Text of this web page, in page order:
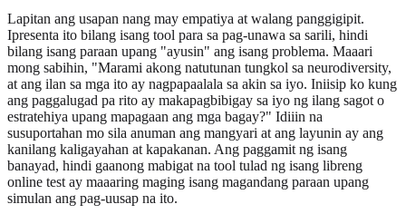
Lapitan ang usapan nang may empatiya at walang panggigipit.
Ipresenta ito bilang isang tool para sa pag-unawa sa sarili, hindi
bilang isang paraan upang "ayusin" ang isang problema. Maaari
mong sabihin, "Marami akong natutunan tungkol sa neurodiversity,
at ang ilan sa mga ito ay nagpapaalala sa akin sa iyo. Iniisip ko kung
ang paggalugad pa rito ay makapagbibigay sa iyo ng ilang sagot o
estratehiya upang mapagaan ang mga bagay?" Idiiin na
susuportahan mo sila anuman ang mangyari at ang layunin ay ang
kanilang kaligayahan at kapakanan. Ang paggamit ng isang
banayad, hindi gaanong mabigat na tool tulad ng isang libreng
online test ay maaaring maging isang magandang paraan upang
simulan ang pag-uusap na ito.